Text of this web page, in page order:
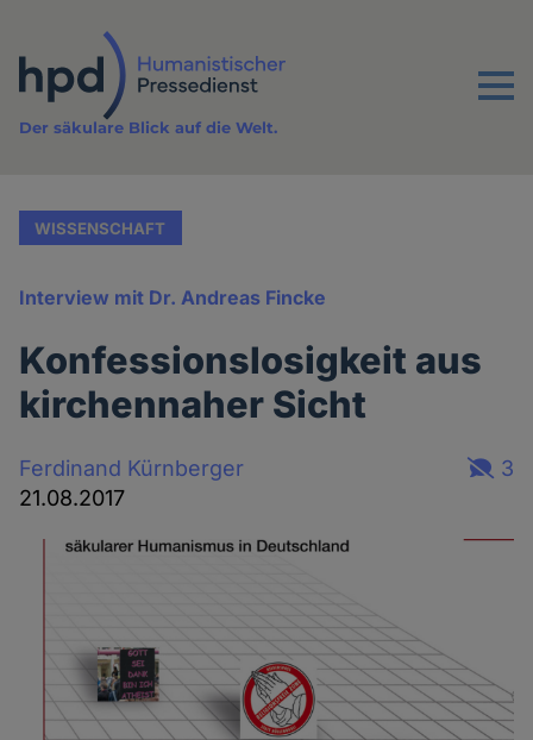
Inhalt
Menu
Der säkulare Blick auf die Welt.
WISSENSCHAFT
Interview mit Dr. Andreas Fincke
Konfessionslosigkeit aus
kirchennaher Sicht
Ferdinand Kürnberger
21.08.2017
3